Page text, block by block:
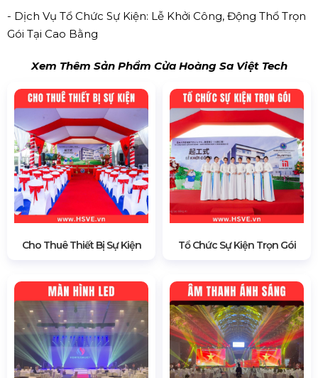
- Dịch Vụ Tổ Chức Sự Kiện: Lễ Khởi Công, Động Thổ Trọn
Gói Tại Cao Bằng
Xem Thêm Sản Phẩm Cửa Hoàng Sa Việt Tech
Cho Thuê Thiết Bị Sự Kiện Tổ Chức Sự Kiện Trọn Gói